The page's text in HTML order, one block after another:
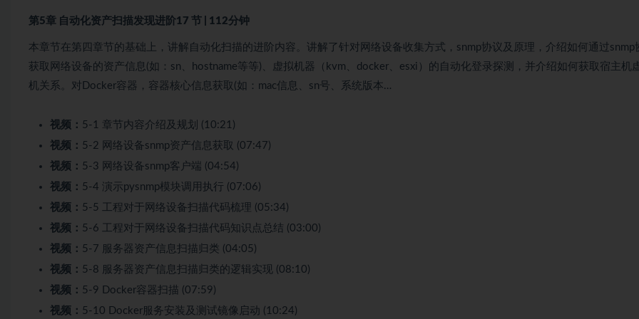
第5章 自动化资产扫描发现进阶17 节 | 112分钟
本章节在第四章节的基础上，讲解自动化扫描的进阶内容。讲解了针对网络设备收集方式，snmp协议及原理，介绍如何通过snmp
获取网络设备的资产信息(如：sn、hostname等等)、虚拟机器（kvm、docker、esxi）的自动化登录探测，并介绍如何获取宿主机
机关系。对Docker容器，容器核心信息获取(如：mac信息、sn号、系统版本…
视频： 5-1 章节内容介绍及规划 (10:21)
视频： 5-2 网络设备snmp资产信息获取 (07:47)
视频： 5-3 网络设备snmp客户端 (04:54)
视频： 5-4 演示pysnmp模块调用执行 (07:06)
视频： 5-5 工程对于网络设备扫描代码梳理 (05:34)
视频： 5-6 工程对于网络设备扫描代码知识点总结 (03:00)
视频： 5-7 服务器资产信息扫描归类 (04:05)
视频： 5-8 服务器资产信息扫描归类的逻辑实现 (08:10)
视频： 5-9 Docker容器扫描 (07:59)
视频： 5-10 Docker服务安装及测试镜像启动 (10:24)